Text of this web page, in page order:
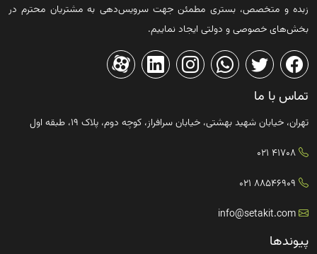
زبده و متخصص، بستری مطمئن جهت سرویس‌دهی به مشتریان محترم در
بخش‌های خصوصی و دولتی ایجاد نماییم.
تماس با ما
تهران، خیابان شهید بهشتی، خیابان سرافراز، کوچه دوم، پلاک ۱۹، طبقه اول
41708 021
88546909 021
info@setakit.com
پیوندها